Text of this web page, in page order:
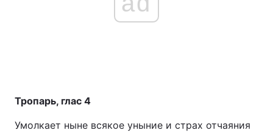
Тропарь, глас 4
Умолкает ныне всякое уныние и страх отчаяния